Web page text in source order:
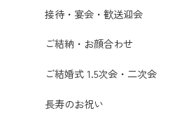
接待・宴会・歓送迎会
ご結納・お顔合わせ
ご結婚式 1.5次会・二次会
長寿のお祝い